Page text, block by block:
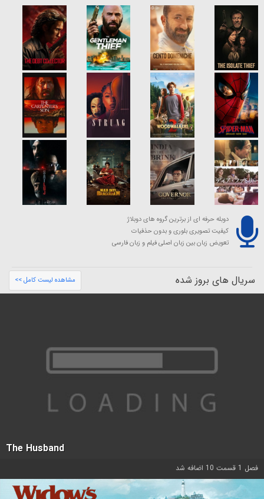
دوبله حرفه ای از برترین گروه های دوبلاژ
کیفیت تصویری بلوری و بدون حذفیات
تعویض زبان بین زبان اصلی فیلم و زبان فارسی
سریال های بروز شده مشاهده لیست کامل >>
The Husband
فصل 1 قسمت 10 اضافه شد